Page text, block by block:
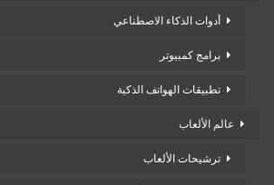
أدوات الذكاء الاصطناعي
برامج كمبيوتر
تطبيقات الهواتف الذكية
عالم الألعاب
ترشيحات الألعاب